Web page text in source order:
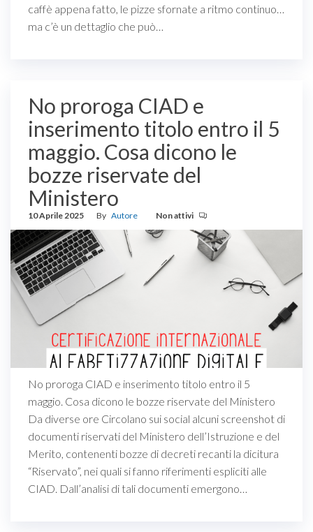
caffè appena fatto, le pizze sfornate a ritmo continuo…
ma c’è un dettaglio che può…
No proroga CIAD e
inserimento titolo entro il 5
maggio. Cosa dicono le
bozze riservate del
Ministero
10 Aprile 2025 By Autore Non attivi
No proroga CIAD e inserimento titolo entro il 5
maggio. Cosa dicono le bozze riservate del Ministero
Da diverse ore Circolano sui social alcuni screenshot di
documenti riservati del Ministero dell’Istruzione e del
Merito, contenenti bozze di decreti recanti la dicitura
“Riservato”, nei quali si fanno riferimenti espliciti alle
CIAD. Dall’analisi di tali documenti emergono…